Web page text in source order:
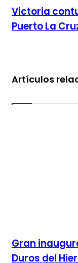
para
agilizar
trámites
tributarios
Victoria
contundente
de
(11-
Victoria
Puerto La
Artículos
Gran
Duros del